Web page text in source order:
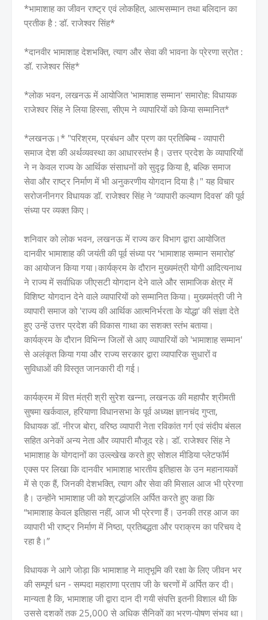
*भामाशाह का जीवन राष्ट्र एवं लोकहित, आत्मसम्मान तथा बलिदान का
प्रतीक है : डॉ. राजेश्वर सिंह*
*दानवीर भामाशाह देशभक्ति, त्याग और सेवा की भावना के प्रेरणा स्रोत :
डॉ. राजेश्वर सिंह*
*लोक भवन, लखनऊ में आयोजित 'भामाशाह सम्मान' समारोह: विधायक
राजेश्वर सिंह ने लिया हिस्सा, सीएम ने व्यापारियों को किया सम्मानित*
*लखनऊ।* "परिश्रम, प्रबंधन और प्रण का प्रतिबिम्ब - व्यापारी
समाज देश की अर्थव्यवस्था का आधारस्तंभ है। उत्तर प्रदेश के व्यापारियों
ने न केवल राज्य के आर्थिक संसाधनों को सुदृढ़ किया है, बल्कि समाज
सेवा और राष्ट्र निर्माण में भी अनुकरणीय योगदान दिया है।" यह विचार
सरोजनीनगर विधायक डॉ. राजेश्वर सिंह ने ‘व्यापारी कल्याण दिवस’ की पूर्व
संध्या पर व्यक्त किए।
शनिवार को लोक भवन, लखनऊ में राज्य कर विभाग द्वारा आयोजित
दानवीर भामाशाह की जयंती की पूर्व संध्या पर ‘भामाशाह सम्मान समारोह’
का आयोजन किया गया।कार्यक्रम के दौरान मुख्यमंत्री योगी आदित्यनाथ
ने राज्य में सर्वाधिक जीएसटी योगदान देने वाले और सामाजिक क्षेत्र में
विशिष्ट योगदान देने वाले व्यापारियों को सम्मानित किया। मुख्यमंत्री जी ने
व्यापारी समाज को 'राज्य की आर्थिक आत्मनिर्भरता के योद्धा' की संज्ञा देते
हुए उन्हें उत्तर प्रदेश की विकास गाथा का सशक्त स्तंभ बताया।
कार्यक्रम के दौरान विभिन्न जिलों से आए व्यापारियों को 'भामाशाह सम्मान'
से अलंकृत किया गया और राज्य सरकार द्वारा व्यापारिक सुधारों व
सुविधाओं की विस्तृत जानकारी दी गई।
कार्यक्रम में वित्त मंत्री श्री सुरेश खन्ना, लखनऊ की महापौर श्रीमती
सुषमा खर्कवाल, हरियाणा विधानसभा के पूर्व अध्यक्ष ज्ञानचंद गुप्ता,
विधायक डॉ. नीरज बोरा, वरिष्ठ व्यापारी नेता रविकांत गर्ग एवं संदीप बंसल
सहित अनेकों अन्य नेता और व्यापारी मौजूद रहे। डॉ. राजेश्वर सिंह ने
भामाशाह के योगदानों का उल्ल्खेख करते हुए सोशल मीडिया प्लेटफॉर्म
एक्स पर लिखा कि दानवीर भामाशाह भारतीय इतिहास के उन महानायकों
में से एक हैं, जिनकी देशभक्ति, त्याग और सेवा की मिसाल आज भी प्रेरणा
है। उन्होंने भामाशाह जी को श्रद्धांजलि अर्पित करते हुए कहा कि
“भामाशाह केवल इतिहास नहीं, आज भी प्रेरणा हैं। उनकी तरह आज का
व्यापारी भी राष्ट्र निर्माण में निष्ठा, प्रतिबद्धता और पराक्रम का परिचय दे
रहा है।”
विधायक ने आगे जोड़ा कि भामाशाह ने मातृभूमि की रक्षा के लिए जीवन भर
की सम्पूर्ण धन - सम्पदा महाराणा प्रताप जी के चरणों में अर्पित कर दी।
मान्यता है कि, भामाशाह जी द्वारा दान दी गयी संपत्ति इतनी विशाल थी कि
उससे दशकों तक 25,000 से अधिक सैनिकों का भरण-पोषण संभव था।